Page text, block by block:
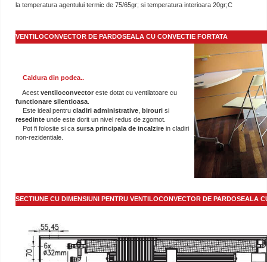
la temperatura agentului termic de 75/65gr; si temperatura interioara 20gr;C
VENTILOCONVECTOR DE PARDOSEALA CU CONVECTIE FORTATA
Caldura din podea..
Acest ventiloconvector este dotat cu ventilatoare cu
functionare silentioasa
Este ideal pentru cladiri administrative birouri si
resedinte unde este dorit un nivel redus de zgomot.
Pot fi folosite si ca sursa principala de incalzire in cladiri
non-rezidentiale.
SECTIUNE CU DIMENSIUNI PENTRU VENTILOCONVECTOR DE PARDOSEALA